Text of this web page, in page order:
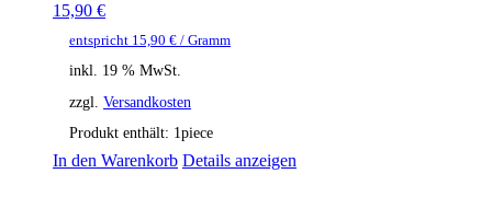
15,90 €
entspricht 15,90 € / Gramm
inkl. 19 % MwSt.
zzgl. Versandkosten
Produkt enthält: 1piece
In den Warenkorb Details anzeigen